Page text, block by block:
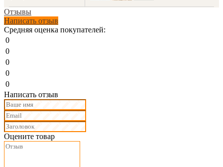
Отзывы
Написать отзыв
Средняя оценка покупателей:
0
0
0
0
0
Написать отзыв
Оцените товар